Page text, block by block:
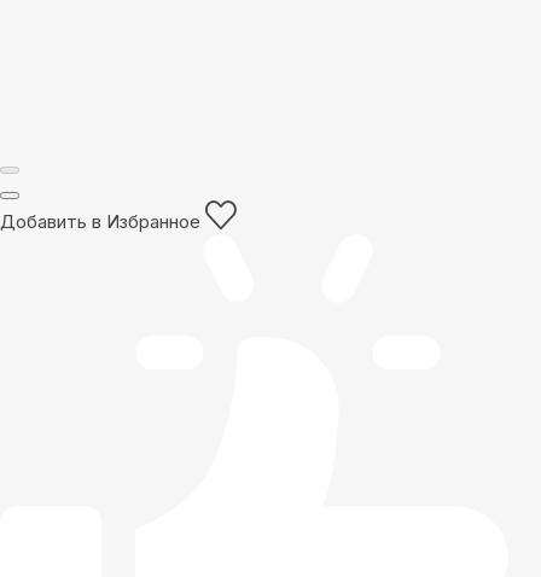
Добавить в Избранное